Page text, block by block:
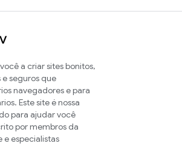
a criar sites bonitos,
e seguros que
navegadores e para
Este site é nossa
para ajudar você
por membros da
e especialistas